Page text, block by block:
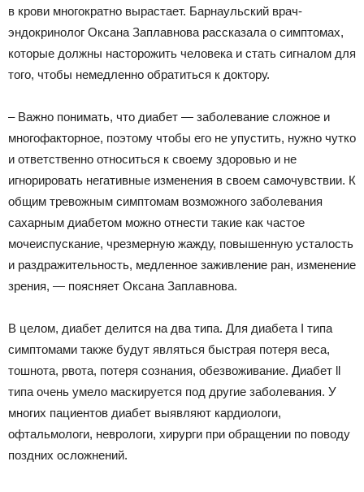
в крови многократно вырастает. Барнаульский врач-
эндокринолог Оксана Заплавнова рассказала о симптомах,
которые должны насторожить человека и стать сигналом для
того, чтобы немедленно обратиться к доктору.
– Важно понимать, что диабет — заболевание сложное и
многофакторное, поэтому чтобы его не упустить, нужно чутко
и ответственно относиться к своему здоровью и не
игнорировать негативные изменения в своем самочувствии. К
общим тревожным симптомам возможного заболевания
сахарным диабетом можно отнести такие как частое
мочеиспускание, чрезмерную жажду, повышенную усталость
и раздражительность, медленное заживление ран, изменение
зрения, — поясняет Оксана Заплавнова.
В целом, диабет делится на два типа. Для диабета I типа
симптомами также будут являться быстрая потеря веса,
тошнота, рвота, потеря сознания, обезвоживание. Диабет ll
типа очень умело маскируется под другие заболевания. У
многих пациентов диабет выявляют кардиологи,
офтальмологи, неврологи, хирурги при обращении по поводу
поздних осложнений.